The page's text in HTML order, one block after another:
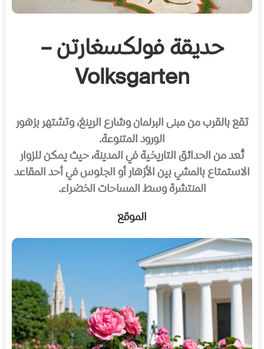
حديقة فولكسغارتن –
Volksgarten
تقع بالقرب من مبنى البرلمان وشارع الرينغ، وتشتهر بزهور
الورود المتنوعة.
تُعد من الحدائق التاريخية في المدينة، حيث يمكن للزوار
الاستمتاع بالمشي بين الأزهار أو الجلوس في أحد المقاعد
المنتشرة وسط المساحات الخضراء.
الموقع